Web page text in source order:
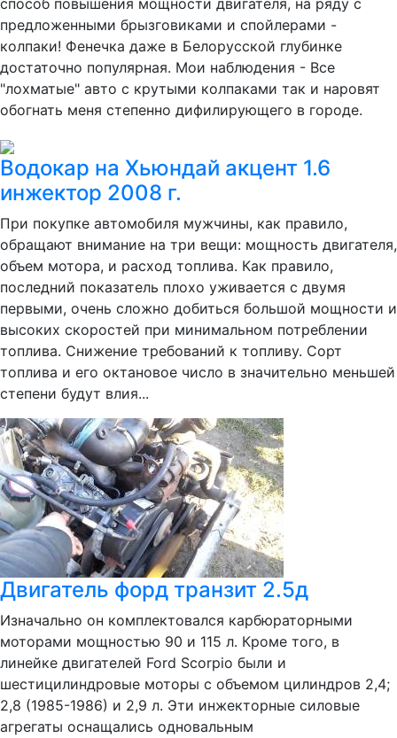
способ повышения мощности двигателя, на ряду с
предложенными брызговиками и спойлерами -
колпаки! Фенечка даже в Белорусской глубинке
достаточно популярная. Мои наблюдения - Все
"лохматые" авто с крутыми колпаками так и наровят
обогнать меня степенно дифилирующего в городе.
Водокар на Хьюндай акцент 1.6
инжектор 2008 г.
При покупке автомобиля мужчины, как правило,
обращают внимание на три вещи: мощность двигателя,
объем мотора, и расход топлива. Как правило,
последний показатель плохо уживается с двумя
первыми, очень сложно добиться большой мощности и
высоких скоростей при минимальном потреблении
топлива. Снижение требований к топливу. Сорт
топлива и его октановое число в значительно меньшей
степени будут влия...
Двигатель форд транзит 2.5д
Изначально он комплектовался карбюраторными
моторами мощностью 90 и 115 л. Кроме того, в
линейке двигателей Ford Scorpio были и
шестицилиндровые моторы с объемом цилиндров 2,4;
2,8 (1985-1986) и 2,9 л. Эти инжекторные силовые
агрегаты оснащались одновальным